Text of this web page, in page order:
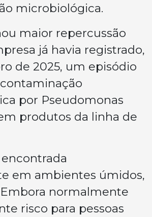
microbiológica.
maior repercussão
já havia registrado,
de 2025, um episódio
por Pseudomonas
produtos da linha de
em ambientes úmidos,
Embora normalmente
risco para pessoas